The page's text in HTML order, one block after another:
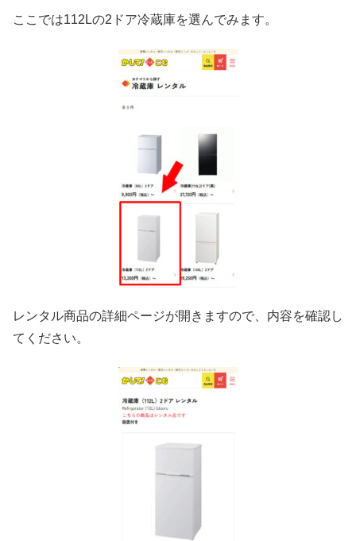
ここでは112Lの2ドア冷蔵庫を選んでみます。
レンタル商品の詳細ページが開きますので、内容を確認し
てください。